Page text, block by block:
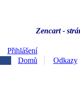
Zencart -
Přihlášení
Domů
Odkazy